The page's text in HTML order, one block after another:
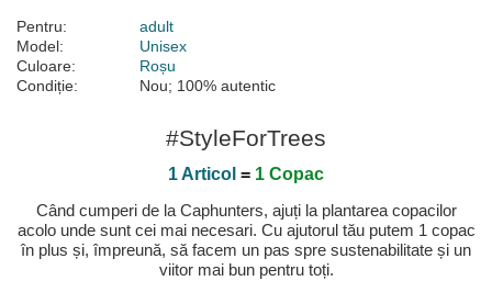
Pentru:
adult
Model:
Unisex
Culoare:
Roșu
Condiție:
Nou; 100% autentic
#StyleForTrees
1 Articol = 1 Copac
Când cumperi de la Caphunters, ajuți la plantarea copacilor
acolo unde sunt cei mai necesari. Cu ajutorul tău putem 1 copac
în plus și, împreună, să facem un pas spre sustenabilitate și un
viitor mai bun pentru toți.